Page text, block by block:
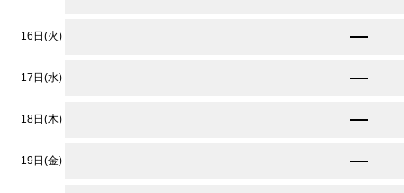
16日(火) ★
17日(水) ★
18日(木) ★
19日(金)